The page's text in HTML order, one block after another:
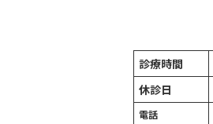
診療時間
休診日
電話